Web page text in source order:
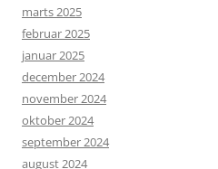
marts 2025
februar 2025
januar 2025
december 2024
november 2024
oktober 2024
september 2024
august 2024